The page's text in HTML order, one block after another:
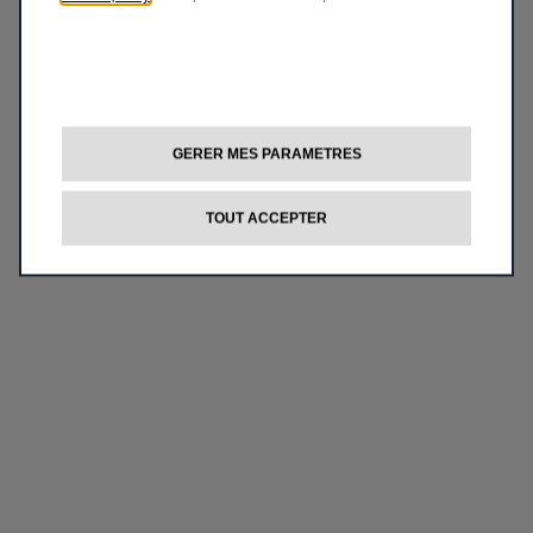
GERER MES PARAMETRES
TOUT ACCEPTER